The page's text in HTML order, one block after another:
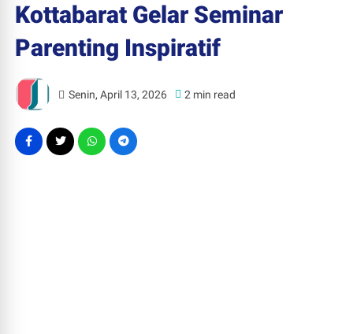
Kottabarat Gelar Seminar
Parenting Inspiratif
Senin, April 13, 2026 2 min read